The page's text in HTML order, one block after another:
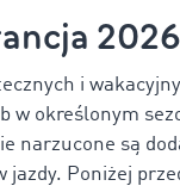
2026
i
w określonym
narzucone są
jazdy. Poniżej